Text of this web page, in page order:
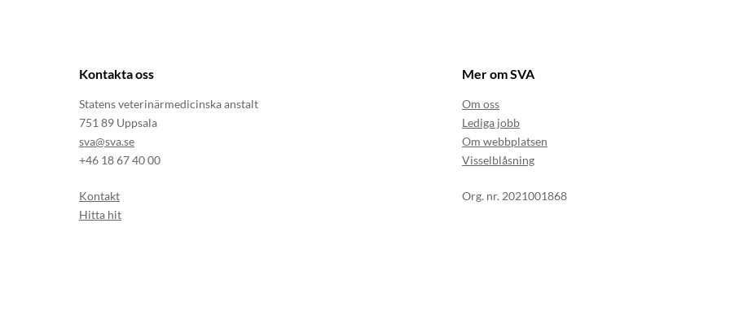
Kontakta oss
Statens veterinärmedicinska anstalt
751 89 Uppsala
sva@sva.se
+46 18 67 40 00
Kontakt
Hitta hit
Mer om SVA
Om oss
Lediga jobb
Om webbplatsen
Visselblåsning
Org. nr. 2021001868